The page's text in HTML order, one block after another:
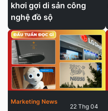
khơi gợi di sản công
nghệ đồ sộ
Marketing News
22 Thg 04